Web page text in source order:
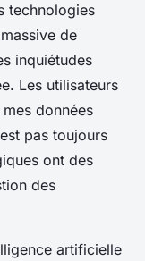
technologies
de
inquiétudes
Les utilisateurs
données
pas toujours
ont des
des
artificielle